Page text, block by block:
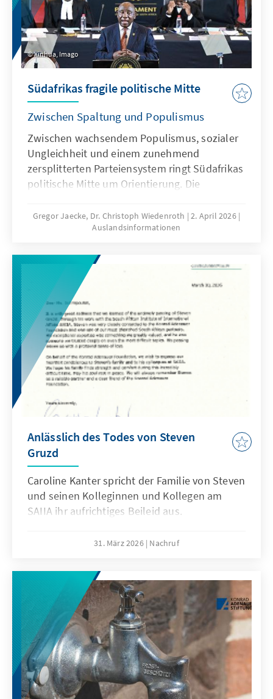
Xinhua, Imago
Südafrikas fragile politische Mitte
Zwischen Spaltung und Populismus
Zwischen wachsendem Populismus, sozialer
Ungleichheit und einem zunehmend
zersplitterten Parteiensystem ringt Südafrikas
politische Mitte um Orientierung. Die
Potenzial zur Catch-all-Partei, die
Wählerschichten jenseits klassischer Klassen-
welche Strategien werden benötigt, um das
Mitte-rechts-Lager mehrheitsfähig zu
machen?
Gregor Jaecke, Dr. Christoph Wiedenroth
2. April 2026
Auslandsinformationen
Anlässlich des Todes von Steven
Gruzd
Caroline Kanter spricht der Familie von Steven
und seinen Kolleginnen und Kollegen am
SAIIA ihr aufrichtiges Beileid aus.
31. März 2026 Nachruf